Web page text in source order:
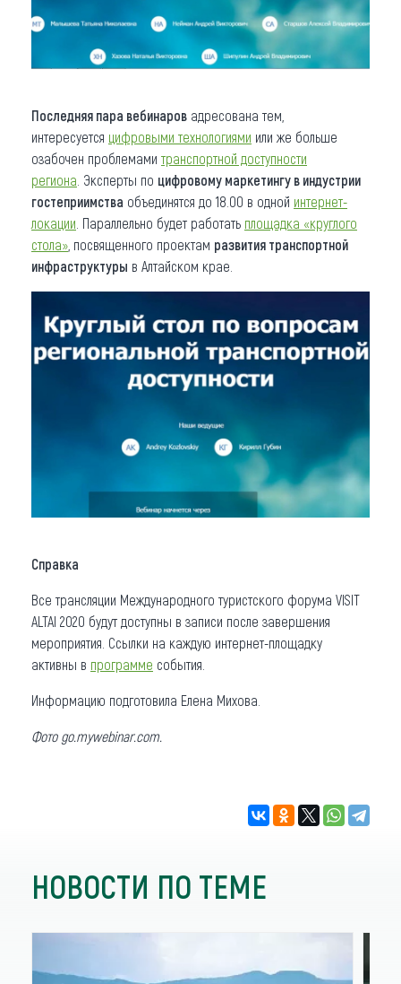
Последняя пара вебинаров адресована тем,
интересуется цифровыми технологиями или же больше
озабочен проблемами транспортной доступности
региона . Эксперты по цифровому маркетингу в индустрии
гостеприимства объединятся до 18.00 в одной интернет-
локации . Параллельно будет работать площадка «круглого
стола» , посвященного проектам развития транспортной
инфраструктуры в Алтайском крае.
Справка
Все трансляции Международного туристского форума VISIT
ALTAI 2020 будут доступны в записи после завершения
мероприятия. Ссылки на каждую интернет-площадку
активны в программе события.
Информацию подготовила Елена Михова.
Фото go.mywebinar.com.
НОВОСТИ ПО ТЕМЕ